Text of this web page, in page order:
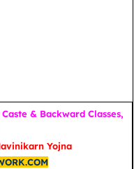
& Backward Classes,
Yojna